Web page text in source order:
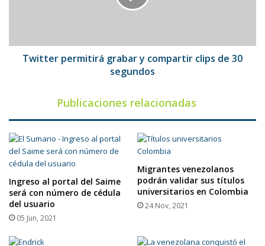
segundos
Twitter permitirá grabar y compartir clips de 30
segundos
Publicaciones relacionadas
Ingreso al portal del Saime
será con número de cédula
del usuario
05 Jun, 2021
Migrantes venezolanos
podrán validar sus títulos
universitarios en Colombia
24 Nov, 2021